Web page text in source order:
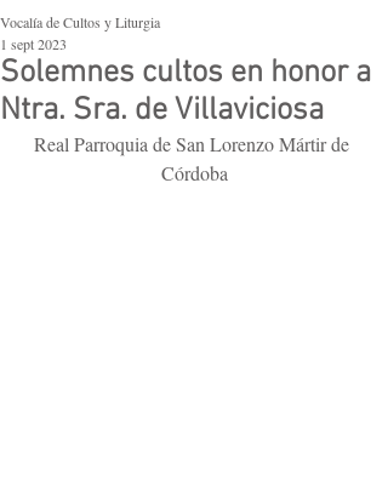
Solemnes cultos en honor a
Ntra. Sra. de Villaviciosa
Vocalía de Cultos y Liturgia
1 sept 2023
Real Parroquia de San Lorenzo Mártir de
Córdoba